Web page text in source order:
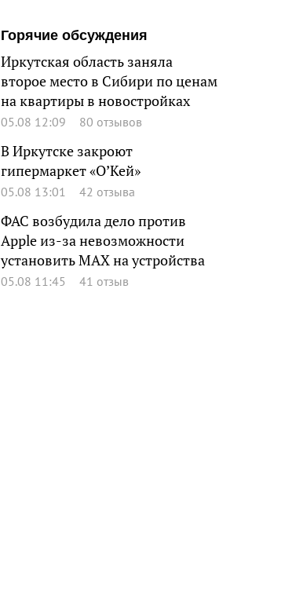
Горячие обсуждения
Иркутская область заняла
второе место в Сибири по ценам
на квартиры в новостройках
05.08 12:09 80 отзывов
В Иркутске закроют
гипермаркет «О’Кей»
05.08 13:01 42 отзыва
ФАС возбудила дело против
Apple из-за невозможности
установить MAX на устройства
05.08 11:45 41 отзыв